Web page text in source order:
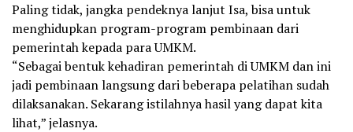
Paling tidak, jangka pendeknya lanjut Isa, bisa untuk
menghidupkan program-program pembinaan dari
pemerintah kepada para UMKM.
“Sebagai bentuk kehadiran pemerintah di UMKM dan ini
jadi pembinaan langsung dari beberapa pelatihan sudah
dilaksanakan. Sekarang istilahnya hasil yang dapat kita
lihat,” jelasnya.